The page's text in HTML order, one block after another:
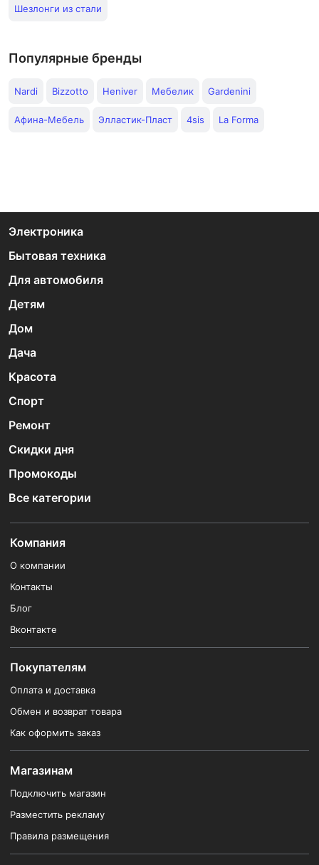
Шезлонги из стали
Популярные бренды
Nardi Bizzotto Heniver Мебелик Gardenini
Афина-Мебель Элластик-Пласт 4sis La Forma
Электроника
Бытовая техника
Для автомобиля
Детям
Дом
Дача
Красота
Спорт
Ремонт
Скидки дня
Промокоды
Все категории
Компания
О компании
Контакты
Блог
Вконтакте
Покупателям
Оплата и доставка
Обмен и возврат товара
Как оформить заказ
Магазинам
Подключить магазин
Разместить рекламу
Правила размещения